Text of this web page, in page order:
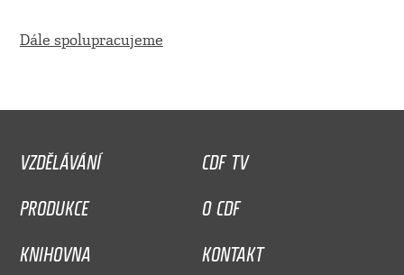
Dále spolupracujeme
VZDĚLÁVÁNÍ
CDF TV
PRODUKCE
O CDF
KNIHOVNA
KONTAKT